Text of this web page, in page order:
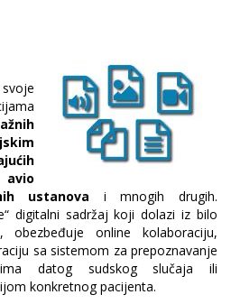
ustanova i mnogih drugih.
digitalni sadržaj koji dolazi iz bilo
obezbeđuje online kolaboraciju,
sa sistemom za prepoznavanje
datog sudskog slučaja ili
konkretnog pacijenta.